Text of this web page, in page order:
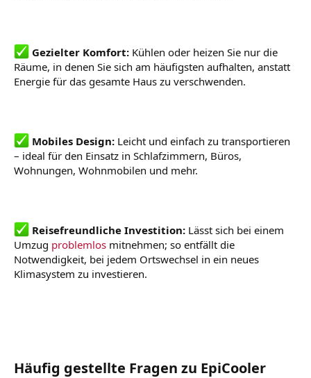
Gezielter Komfort: Kühlen oder heizen Sie nur die
Räume, in denen Sie sich am häufigsten aufhalten, anstatt
Energie für das gesamte Haus zu verschwenden.
Mobiles Design: Leicht und einfach zu transportieren
– ideal für den Einsatz in Schlafzimmern, Büros,
Wohnungen, Wohnmobilen und mehr.
Reisefreundliche Investition: Lässt sich bei einem
Umzug problemlos mitnehmen; so entfällt die
Notwendigkeit, bei jedem Ortswechsel in ein neues
Klimasystem zu investieren.
Häufig gestellte Fragen zu EpiCooler